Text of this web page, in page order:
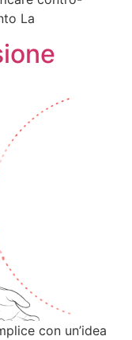
La
con un’idea